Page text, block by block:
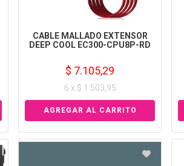
CABLE MALLADO EXTENSOR
DEEP COOL EC300-CPU8P-RD
$ 7.105,29
6 x $ 1.503,95